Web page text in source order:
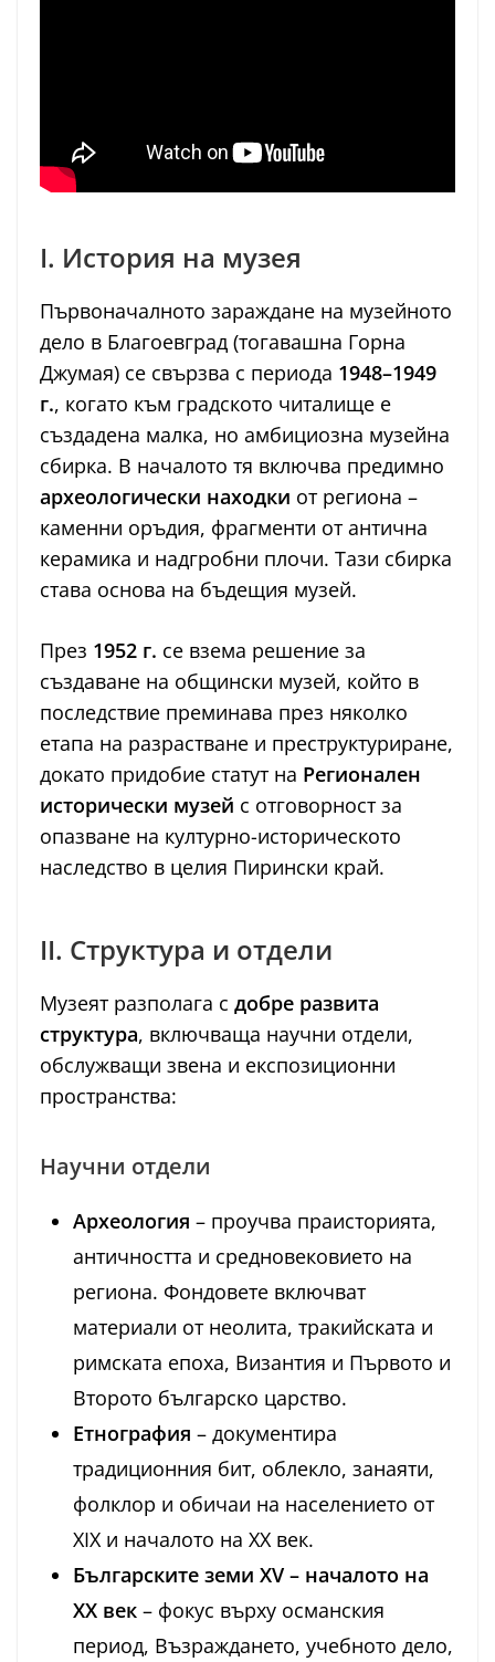
I. История на музея
Първоначалното зараждане на музейното
дело в Благоевград (тогавашна Горна
Джумая) се свързва с периода 1948–1949
г., когато към градското читалище е
създадена малка, но амбициозна музейна
сбирка. В началото тя включва предимно
археологически находки от региона –
каменни оръдия, фрагменти от антична
керамика и надгробни плочи. Тази сбирка
става основа на бъдещия музей.
През 1952 г. се взема решение за
създаване на общински музей, който в
последствие преминава през няколко
етапа на разрастване и преструктуриране,
докато придобие статут на Регионален
исторически музей с отговорност за
опазване на културно-историческото
наследство в целия Пирински край.
II. Структура и отдели
Музеят разполага с добре развита
структура, включваща научни отдели,
обслужващи звена и експозиционни
пространства:
Научни отдели
Археология – проучва праисторията,
античността и средновековието на
региона. Фондовете включват
материали от неолита, тракийската и
римската епоха, Византия и Първото и
Второто българско царство.
Етнография – документира
традиционния бит, облекло, занаяти,
фолклор и обичаи на населението от
XIX и началото на XX век.
Българските земи XV – началото на
XX век – фокус върху османския
период, Възраждането, учебното дело,